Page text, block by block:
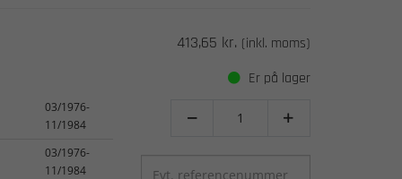
03/1976-
11/1984
03/1976-
11/1984
413,65 kr. (inkl. moms)
Er på lager
 